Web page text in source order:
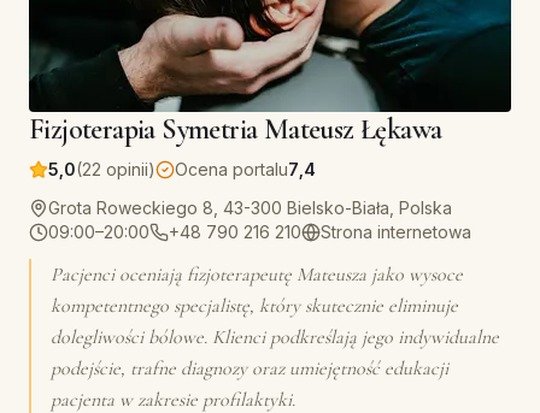
Fizjoterapia Symetria Mateusz Łękawa
5,0(22 opinii) Ocena portalu7,4
Grota Roweckiego 8, 43-300 Bielsko-Biała, Polska
09:00–20:00
+48 790 216 210 Strona internetowa
Pacjenci oceniają fizjoterapeutę Mateusza jako wysoce
kompetentnego specjalistę, który skutecznie eliminuje
dolegliwości bólowe. Klienci podkreślają jego indywidualne
podejście, trafne diagnozy oraz umiejętność edukacji
pacjenta w zakresie profilaktyki.